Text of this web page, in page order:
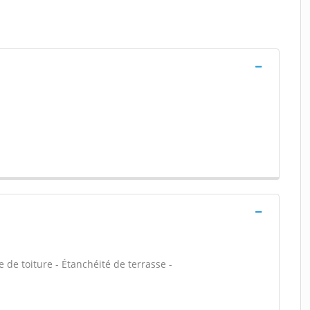
de toiture - Étanchéité de terrasse -